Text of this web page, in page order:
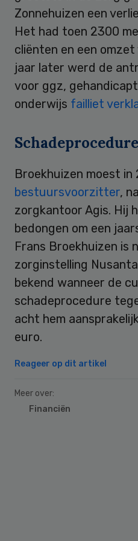
Zonnehuizen een
Het had toen 2300
cliënten en een omzet
jaar later werd de
voor ggz,
onderwijs failliet
Schadeprocedure
Broekhuizen moest in
bestuursvoorzitter,
zorgkantoor Agis. Hij
bedongen om een
Frans Broekhuizen is
zorginstelling
bekend wanneer de
schadeprocedure
acht hem
euro.
Reageer op dit artikel
Meer over:
Financiën